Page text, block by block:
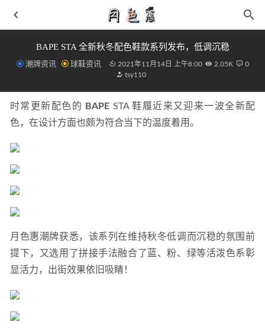
BAPE STA 全新秋冬配色鞋款系列发布，低调沉稳
潮牌资讯 球鞋资讯 2021年11月14日 上午8:00 2.05K
0
tsy110
时常更新配色的 BAPE STA 鞋履近来又迎来一波全新配
色，在设计方面也颇为符合当下的温度着用。
月色惠潮牌获悉，该系列在维持秋冬低调而沉稳的氛围前
提下，又选用了拼接手法融合了蓝、粉、绿等活泼色系彰
显活力，出街效果依旧吸睛！
12-04
dunk爆竹女款评测细节满满 dunk爆竹女生穿法
2021-01-29